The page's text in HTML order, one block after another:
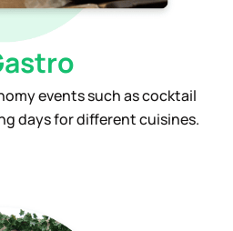
events such as cocktail
days for different cuisines.